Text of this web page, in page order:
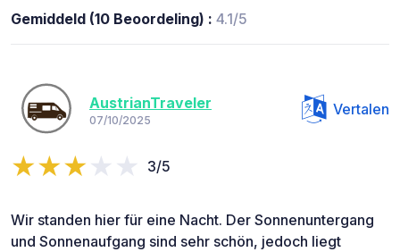
Gemiddeld (10 Beoordeling) : 4.1/5
AustrianTraveler
07/10/2025
Vertalen
3/5
Wir standen hier für eine Nacht. Der Sonnenuntergang
und Sonnenaufgang sind sehr schön, jedoch liegt